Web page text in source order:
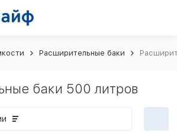
Расширительные баки
баки 500 литров